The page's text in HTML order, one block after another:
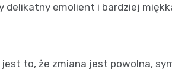
emolient i bardziej
jest to, że zmiana jest powolna,